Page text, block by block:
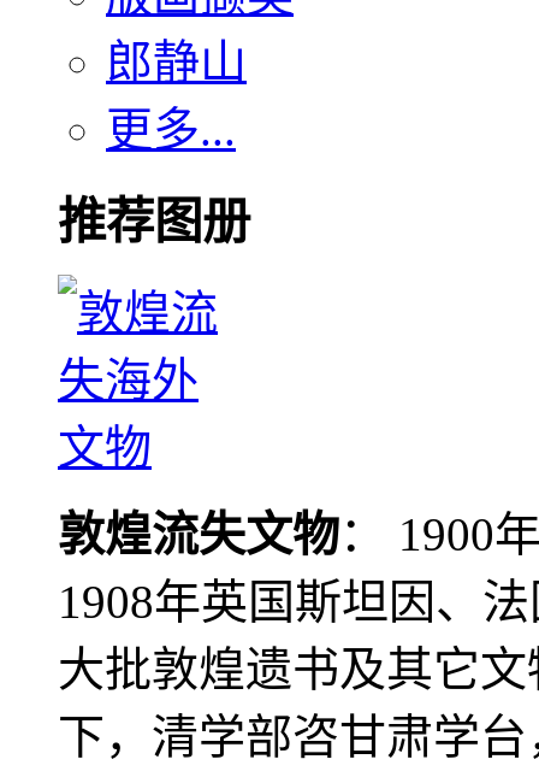
郎静山
更多...
推荐图册
敦煌流失文物： 1900
1908年英国斯坦因、
大批敦煌遗书及其它
下，清学部咨甘肃学